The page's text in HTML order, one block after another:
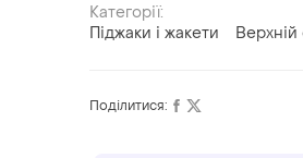
Категорії:
Піджаки і жакети
Верхній
Поділитися: